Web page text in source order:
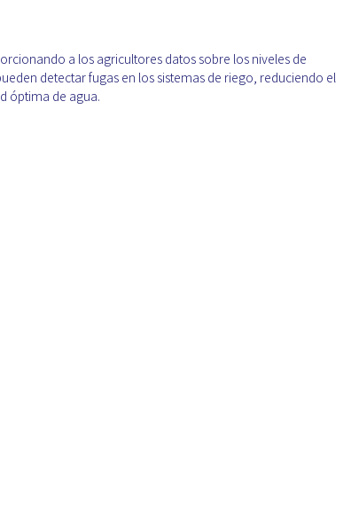
a los agricultores datos sobre los niveles de
detectar fugas en los sistemas de riego, reduciendo el
óptima de agua.